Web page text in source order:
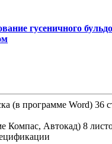
гусеничного
(в программе Word) 36
Компас, Автокад) 8